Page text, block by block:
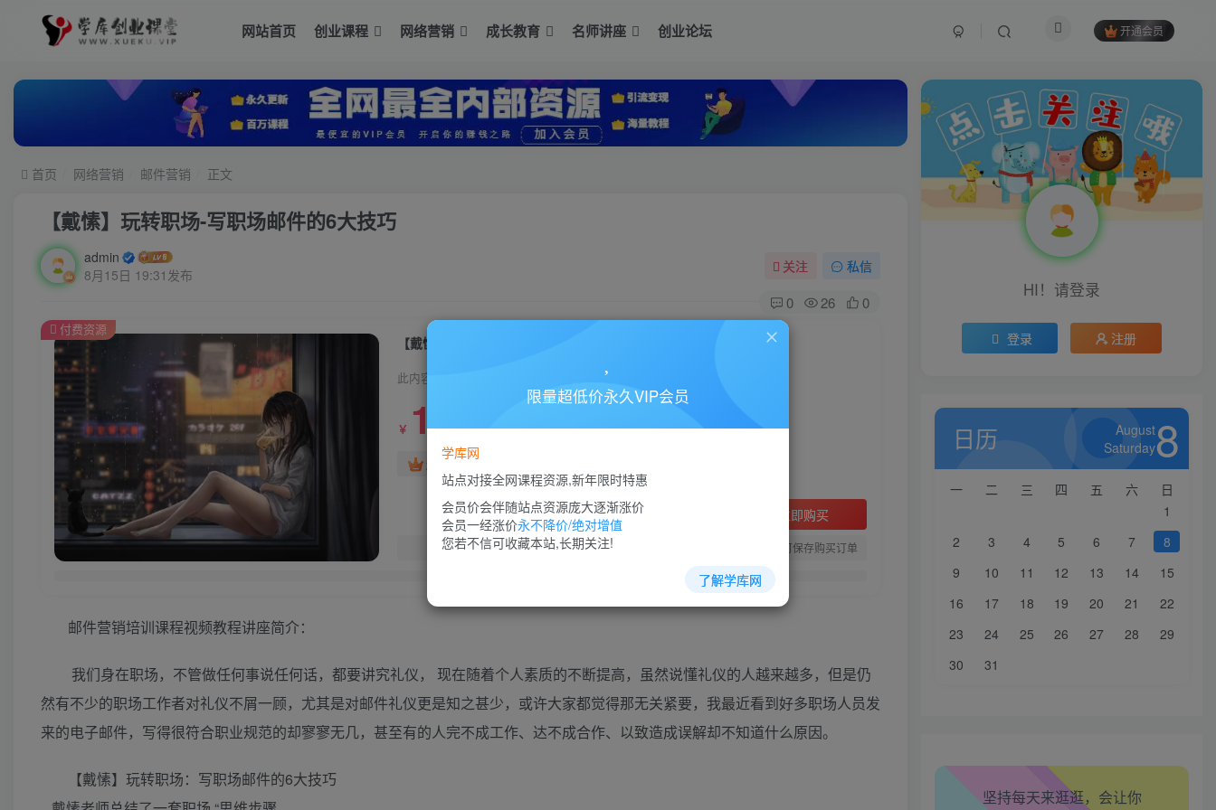
网站首页 创业课程 网络营销 成长教育 名师讲座 创业论坛 开通会员
首页 网络营销 邮件营销 正文
【戴愫】玩转职场-写职场邮件的6大技巧
admin
8月15日 19:31发布
关注 私信
0 26 0
【戴愫】玩转职场-写职场邮件的6大技巧
此内容为付费资源，请付费后查看
￥ 10￥88
超级会员免费
立即购买
您当前未登录！建议登陆后购买，可保存购买订单
付费资源
邮件营销培训课程视频教程讲座简介：
我们身在职场，不管做任何事说任何话，都要讲究礼仪， 现在随着个人素质的不断提高，虽然说懂礼仪的人越来越多，但是仍
然有不少的职场工作者对礼仪不屑一顾，尤其是对邮件礼仪更是知之甚少，或许大家都觉得那无关紧要，我最近看到好多职场人员发
来的电子邮件，写得很符合职业规范的却寥寥无几，甚至有的人完不成工作、达不成合作、以致造成误解却不知道什么原因。
【戴愫】玩转职场：写职场邮件的6大技巧
HI！请登录
登录 注册
日历
August
Saturday8
一 二 三 四 五 六
日
1
2
3 4 5 6 7
8
9
10 11 12 13 14
15
16
17 18 19 20 21
22
23
24 25 26 27 28
29
30
31
坚持每天来逛逛，会让你
腿也不痛了！
限量超低价永久VIP会员
学库网
站点对接全网课程资源,新年限时特惠
会员价会伴随站点资源庞大逐渐涨价
会员一经涨价永不降价/绝对增值
您若不信可收藏本站,长期关注!
了解学库网